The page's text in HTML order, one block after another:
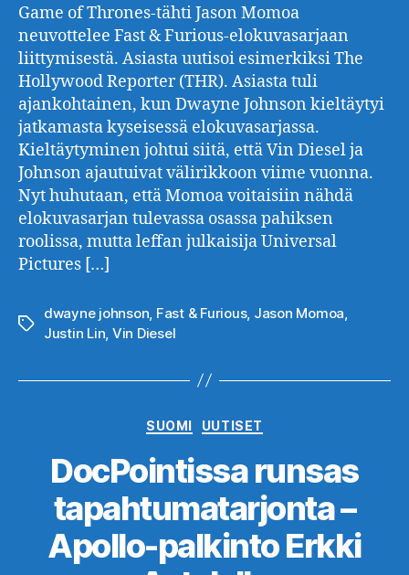
Game of Thrones-tähti Jason Momoa
neuvottelee Fast & Furious-elokuvasarjaan
liittymisestä. Asiasta uutisoi esimerkiksi The
Hollywood Reporter (THR). Asiasta tuli
ajankohtainen, kun Dwayne Johnson kieltäytyi
jatkamasta kyseisessä elokuvasarjassa.
Kieltäytyminen johtui siitä, että Vin Diesel ja
Johnson ajautuivat välirikkoon viime vuonna.
Nyt huhutaan, että Momoa voitaisiin nähdä
elokuvasarjan tulevassa osassa pahiksen
roolissa, mutta leffan julkaisija Universal
Pictures […]
Avainsanat
dwayne johnson Fast & Furious, Jason Momoa
Justin Lin Vin Diesel
Kategoriat
SUOMI UUTISET
DocPointissa runsas
tapahtumatarjonta –
Apollo-palkinto Erkki